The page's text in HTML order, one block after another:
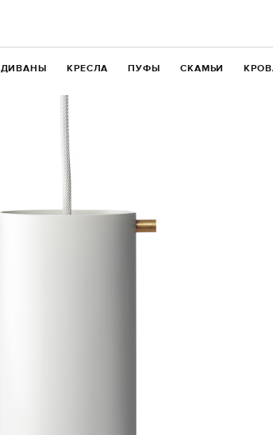
ДИВАНЫ КРЕСЛА ПУФЫ СКАМЬИ